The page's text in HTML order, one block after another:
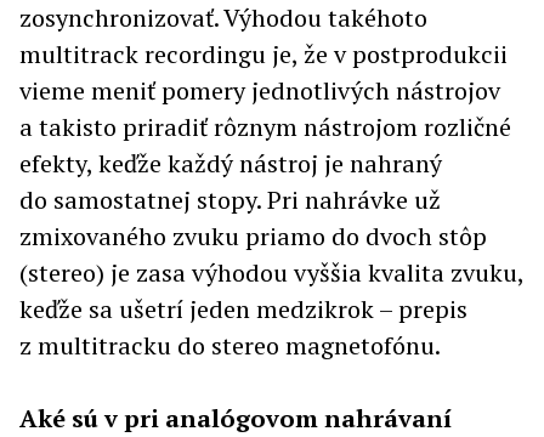
zosynchronizovať. Výhodou takéhoto
multitrack recordingu je, že v postprodukcii
vieme meniť pomery jednotlivých nástrojov
a takisto priradiť rôznym nástrojom rozličné
efekty, keďže každý nástroj je nahraný
do samostatnej stopy. Pri nahrávke už
zmixovaného zvuku priamo do dvoch stôp
(stereo) je zasa výhodou vyššia kvalita zvuku,
keďže sa ušetrí jeden medzikrok – prepis
z multitracku do stereo magnetofónu.
Aké sú v pri analógovom nahrávaní